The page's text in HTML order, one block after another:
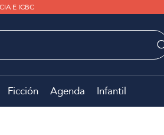
E ICBC
Ficción Agenda Infantil